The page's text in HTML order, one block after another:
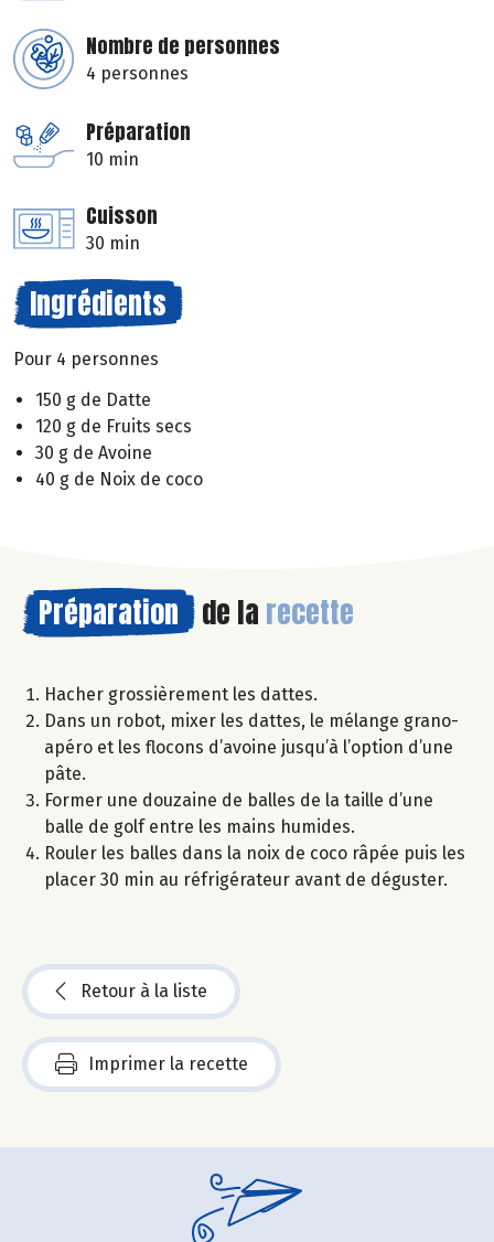
Nombre de personnes
4 personnes
Préparation
10 min
Cuisson
30 min
Ingrédients
Pour 4 personnes
150 g de Datte
120 g de Fruits secs
30 g de Avoine
40 g de Noix de coco
Préparation de la recette
Hacher grossièrement les dattes.
Dans un robot, mixer les dattes, le mélange grano-
apéro et les flocons d’avoine jusqu’à l’option d’une
pâte.
Former une douzaine de balles de la taille d’une
balle de golf entre les mains humides.
Rouler les balles dans la noix de coco râpée puis les
placer 30 min au réfrigérateur avant de déguster.
Retour à la liste
Imprimer la recette